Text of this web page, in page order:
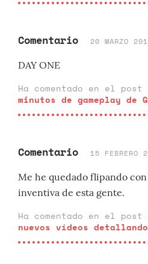
Comentario 20 MARZO
DAY ONE
Ha comentado en el post
minutos de gameplay de
Comentario 15
Me he quedado flipando
inventiva de esta gente.
Ha comentado en el post
nuevos vídeos